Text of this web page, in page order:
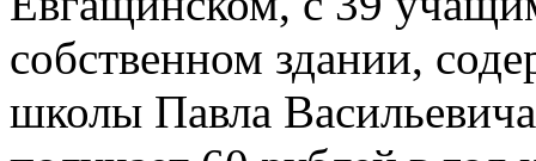
собственном здании,
школы Павла